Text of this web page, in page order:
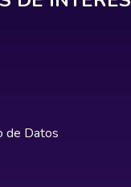
de Datos